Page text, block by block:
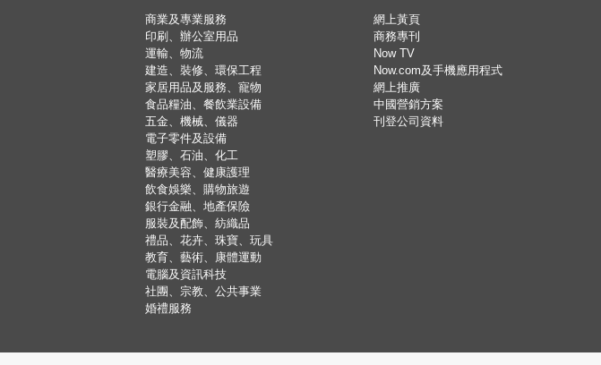
商業及專業服務
印刷、辦公室用品
運輸、物流
建造、裝修、環保工程
家居用品及服務、寵物
食品糧油、餐飲業設備
五金、機械、儀器
電子零件及設備
塑膠、石油、化工
醫療美容、健康護理
飲食娛樂、購物旅遊
銀行金融、地產保險
服裝及配飾、紡織品
禮品、花卉、珠寶、玩具
教育、藝術、康體運動
電腦及資訊科技
社團、宗教、公共事業
婚禮服務
網上黃頁
商務專刊
Now TV
Now.com及手機應用程式
網上推廣
中國營銷方案
刊登公司資料